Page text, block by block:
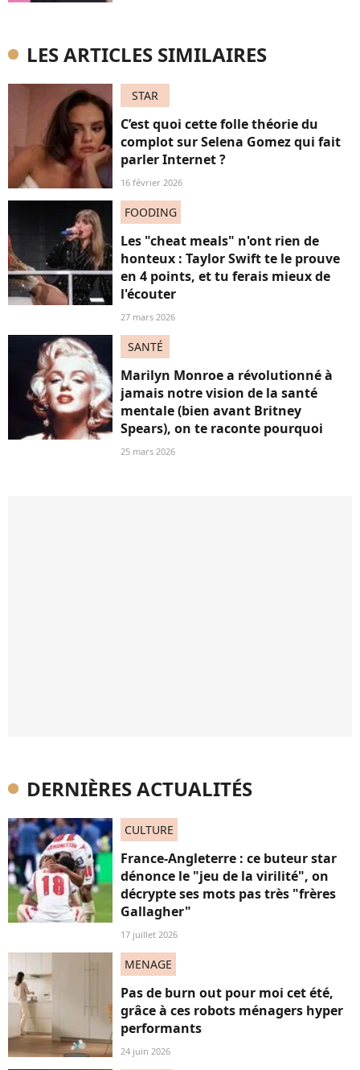
LES ARTICLES SIMILAIRES
STAR
C’est quoi cette folle théorie du
complot sur Selena Gomez qui fait
parler Internet ?
16 février 2026
FOODING
Les "cheat meals" n'ont rien de
honteux : Taylor Swift te le prouve
en 4 points, et tu ferais mieux de
l'écouter
27 mars 2026
SANTÉ
Marilyn Monroe a révolutionné à
jamais notre vision de la santé
mentale (bien avant Britney
Spears), on te raconte pourquoi
25 mars 2026
DERNIÈRES ACTUALITÉS
CULTURE
France-Angleterre : ce buteur star
dénonce le "jeu de la virilité", on
décrypte ses mots pas très "frères
Gallagher"
17 juillet 2026
MENAGE
Pas de burn out pour moi cet été,
grâce à ces robots ménagers hyper
performants
24 juin 2026